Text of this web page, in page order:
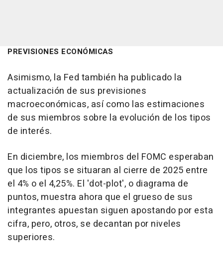
PREVISIONES ECONÓMICAS
Asimismo, la Fed también ha publicado la
actualización de sus previsiones
macroeconómicas, así como las estimaciones
de sus miembros sobre la evolución de los tipos
de interés.
En diciembre, los miembros del FOMC esperaban
que los tipos se situaran al cierre de 2025 entre
el 4% o el 4,25%. El 'dot-plot', o diagrama de
puntos, muestra ahora que el grueso de sus
integrantes apuestan siguen apostando por esta
cifra, pero, otros, se decantan por niveles
superiores.